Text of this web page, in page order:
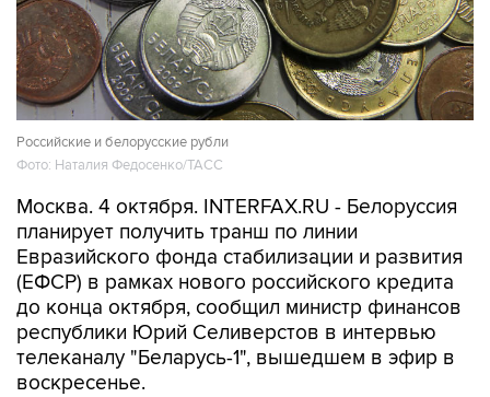
Российские и белорусские рубли
Фото: Наталия Федосенко/ТАСС
Москва. 4 октября. INTERFAX.RU - Белоруссия
планирует получить транш по линии
Евразийского фонда стабилизации и развития
(ЕФСР) в рамках нового российского кредита
до конца октября, сообщил министр финансов
республики Юрий Селиверстов в интервью
телеканалу "Беларусь-1", вышедшем в эфир в
воскресенье.